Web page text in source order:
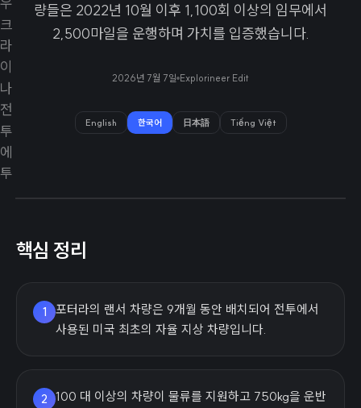
량들은 2022년 10월 이후 1,100회 이상의 임무에서
2,500마일을 운행하며 가치를 입증했습니다.
2026년 7월 7일 Explorineer Edit
English 한국어 日本語 Tiếng Việt
핵심 정리
1
포터라의 랜서 차량은 9개월 동안 배치되어 전투에서
사용된 미국 최초의 자율 지상 차량입니다.
2
100 대 이상의 차량이 물류를 지원하고 750kg을 운반